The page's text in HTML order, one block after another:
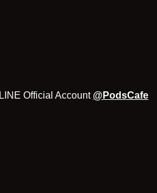
Official Account @PodsCafe